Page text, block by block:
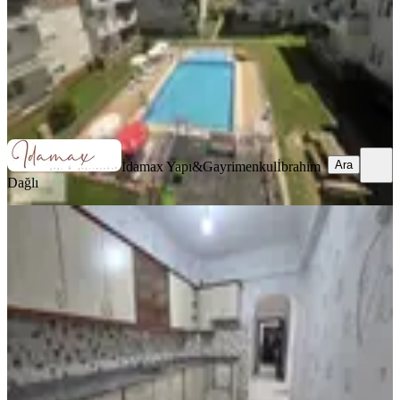
İdamax Yapı&Gayrimenkulİbrahim Dağlı
Ara
İdamax Yapı&Gayrimenkulİbrahim
Dağlı
Ara
BALKONLU
İdamax,dan Sarılar Ece Düğün
Salonu Mevkinde Kiralık 3+1 Daire
Manavgat, Sarılar Mahallesi
3+1 · 140 m² ·2. Kat· 09.07.2026
30.000 ₺